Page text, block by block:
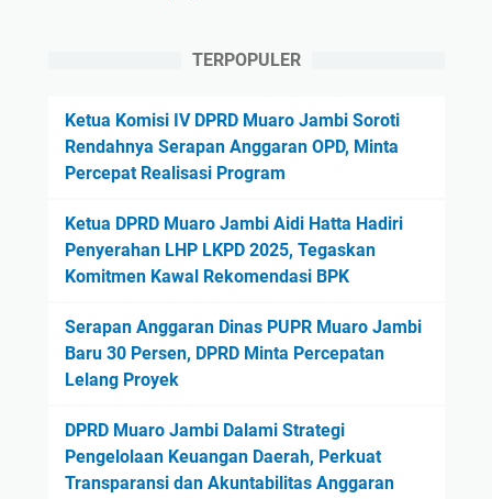
TERPOPULER
Ketua Komisi IV DPRD Muaro Jambi Soroti
Rendahnya Serapan Anggaran OPD, Minta
Percepat Realisasi Program
Ketua DPRD Muaro Jambi Aidi Hatta Hadiri
Penyerahan LHP LKPD 2025, Tegaskan
Komitmen Kawal Rekomendasi BPK
Serapan Anggaran Dinas PUPR Muaro Jambi
Baru 30 Persen, DPRD Minta Percepatan
Lelang Proyek
DPRD Muaro Jambi Dalami Strategi
Pengelolaan Keuangan Daerah, Perkuat
Transparansi dan Akuntabilitas Anggaran